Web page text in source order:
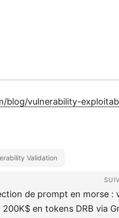
blog/vulnerability-
Validation
de prompt en morse :
200K$ en tokens DRB via